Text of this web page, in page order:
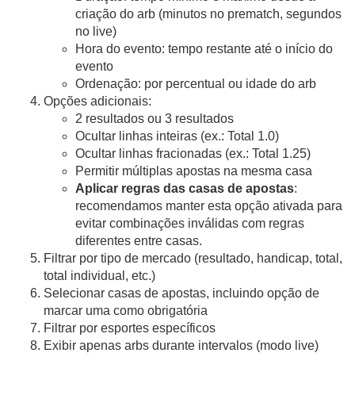
criação do arb (minutos no prematch, segundos
no live)
Hora do evento: tempo restante até o início do
evento
Ordenação: por percentual ou idade do arb
Opções adicionais:
2 resultados ou 3 resultados
Ocultar linhas inteiras (ex.: Total 1.0)
Ocultar linhas fracionadas (ex.: Total 1.25)
Permitir múltiplas apostas na mesma casa
Aplicar regras das casas de apostas:
recomendamos manter esta opção ativada para
evitar combinações inválidas com regras
diferentes entre casas.
Filtrar por tipo de mercado (resultado, handicap, total,
total individual, etc.)
Selecionar casas de apostas, incluindo opção de
marcar uma como obrigatória
Filtrar por esportes específicos
Exibir apenas arbs durante intervalos (modo live)